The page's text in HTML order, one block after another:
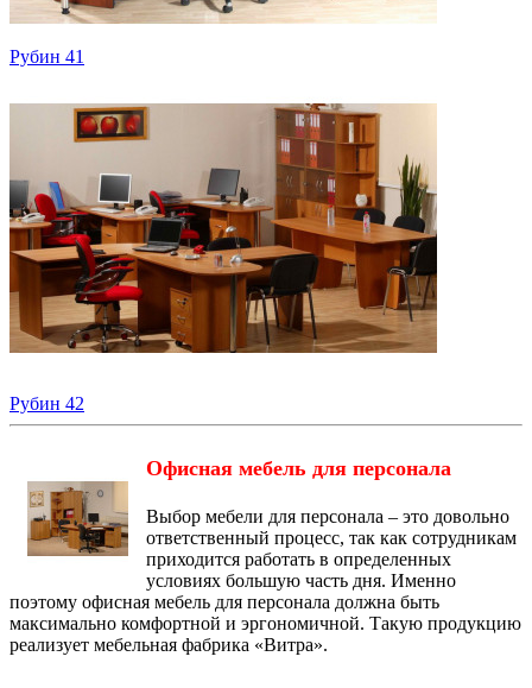
Рубин 41
Рубин 42
Офисная мебель для персонала
Выбор мебели для персонала – это довольно
ответственный процесс, так как сотрудникам
приходится работать в определенных
условиях большую часть дня. Именно
поэтому офисная мебель для персонала должна быть
максимально комфортной и эргономичной. Такую продукцию
реализует мебельная фабрика «Витра».